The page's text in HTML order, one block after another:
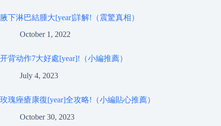
腋下淋巴結腫大[year]詳解!（震驚真相）
October 1, 2022
开背动作7大好處[year]!（小編推薦）
July 4, 2023
玫瑰痤瘡康復[year]全攻略!（小編貼心推薦）
October 30, 2023